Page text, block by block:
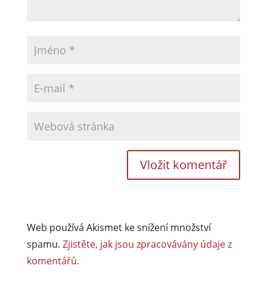
Web používá Akismet ke snížení množství
spamu. Zjistěte, jak jsou zpracovávány údaje z
komentářů.